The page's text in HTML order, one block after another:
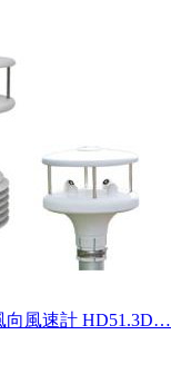
向風速計 HD51.3D…